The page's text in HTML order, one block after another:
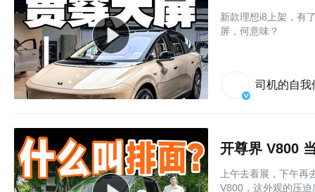
新款理想i8上架，有
屏，何意味？
司机的自我
开尊界 V800
上午去看展，下午
V800，这外观的压